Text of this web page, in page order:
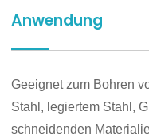
Anwendung
Geeignet zum Bohren
Stahl, legiertem Stahl,
schneidenden